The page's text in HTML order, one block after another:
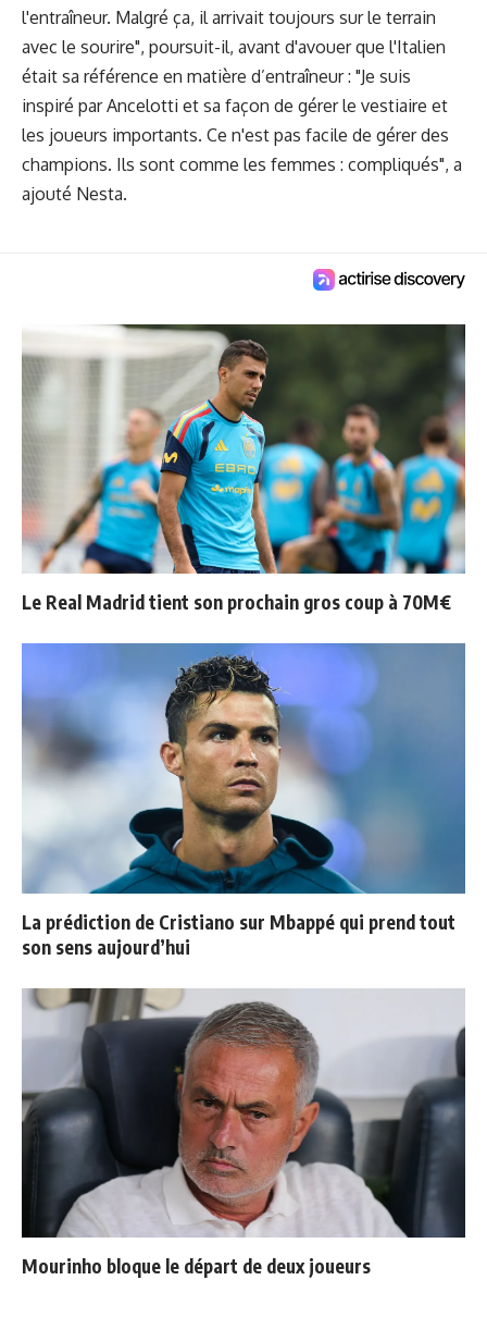
l'entraîneur. Malgré ça, il arrivait toujours sur le terrain
avec le sourire", poursuit-il, avant d'avouer que l'Italien
était sa référence en matière d’entraîneur : "Je suis
inspiré par Ancelotti et sa façon de gérer le vestiaire et
les joueurs importants. Ce n'est pas facile de gérer des
champions. Ils sont comme les femmes : compliqués", a
ajouté Nesta.
Le Real Madrid tient son prochain gros coup à 70M€
La prédiction de Cristiano sur Mbappé qui prend tout
son sens aujourd’hui
Mourinho bloque le départ de deux joueurs